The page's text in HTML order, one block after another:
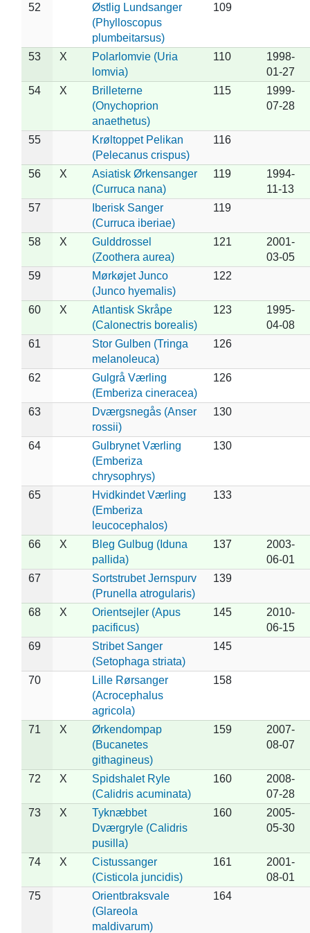
52
Østlig Lundsanger
(Phylloscopus
plumbeitarsus)
109
53 X
Polarlomvie (Uria
lomvia)
110
1998-
01-27
54
X
Brilleterne
(Onychoprion
anaethetus)
115
1999-
07-28
55
Krøltoppet Pelikan
(Pelecanus crispus)
116
56 X
Asiatisk Ørkensanger
(Curruca nana)
119
1994-
11-13
57
Iberisk Sanger
(Curruca iberiae)
119
58 X
Gulddrossel
(Zoothera aurea)
121
2001-
03-05
59
Mørkøjet Junco
(Junco hyemalis)
122
60 X
Atlantisk Skråpe
(Calonectris borealis)
123
1995-
04-08
61
Stor Gulben (Tringa
melanoleuca)
126
62
Gulgrå Værling
(Emberiza cineracea)
126
63
Dværgsnegås (Anser
rossii)
130
64
Gulbrynet Værling
(Emberiza
chrysophrys)
130
65
Hvidkindet Værling
(Emberiza
leucocephalos)
133
66 X
Bleg Gulbug (Iduna
pallida)
137
2003-
06-01
67
Sortstrubet Jernspurv
(Prunella atrogularis)
139
68 X
Orientsejler (Apus
pacificus)
145
2010-
06-15
69
Stribet Sanger
(Setophaga striata)
145
70
Lille Rørsanger
(Acrocephalus
agricola)
158
71 X
Ørkendompap
(Bucanetes
githagineus)
159
2007-
08-07
72 X
Spidshalet Ryle
(Calidris acuminata)
160
2008-
07-28
73
X
Tyknæbbet
Dværgryle (Calidris
pusilla)
160
2005-
05-30
74 X
Cistussanger
(Cisticola juncidis)
161
2001-
08-01
75
Orientbraksvale
(Glareola
maldivarum)
164